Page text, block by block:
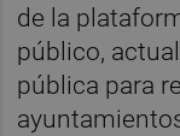
de la
público,
pública para